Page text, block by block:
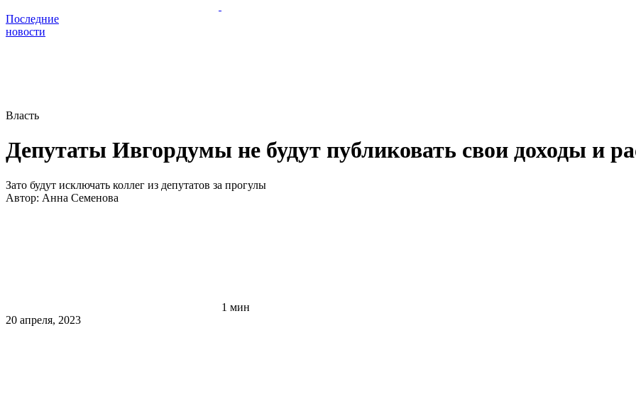
Последние
новости
Власть
Депутаты Ивгордумы не будут публиковать свои доходы и
Зато будут исключать коллег из депутатов за прогулы
Автор: Анна Семенова
1 мин
20 апреля, 2023